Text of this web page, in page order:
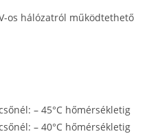
os hálózatról működtethető
– 45°C hőmérsékletig
– 40°C hőmérsékletig